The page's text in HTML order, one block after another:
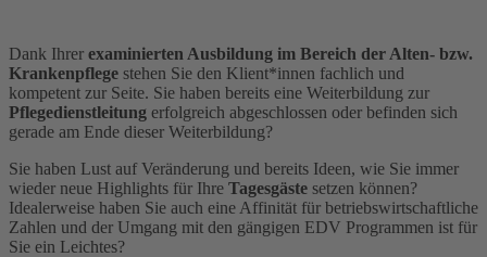
Dank Ihrer examinierten Ausbildung im Bereich der Alten- bzw.
Krankenpflege stehen Sie den Klient*innen fachlich und
kompetent zur Seite. Sie haben bereits eine Weiterbildung zur
Pflegedienstleitung erfolgreich abgeschlossen oder befinden sich
gerade am Ende dieser Weiterbildung?
Sie haben Lust auf Veränderung und bereits Ideen, wie Sie immer
wieder neue Highlights für Ihre Tagesgäste setzen können?
Idealerweise haben Sie auch eine Affinität für betriebswirtschaftliche
Zahlen und der Umgang mit den gängigen EDV Programmen ist für
Sie ein Leichtes?